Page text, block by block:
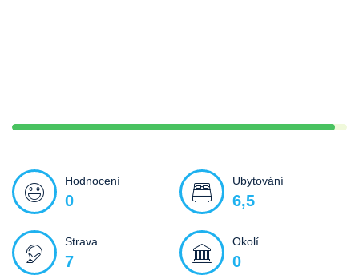
Hodnocení
0
Ubytování
6,5
Strava
7
Okolí
0